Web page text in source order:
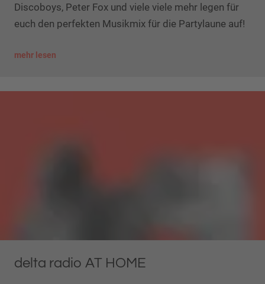
Discoboys, Peter Fox und viele viele mehr legen für
euch den perfekten Musikmix für die Partylaune auf!
mehr lesen
delta radio AT HOME